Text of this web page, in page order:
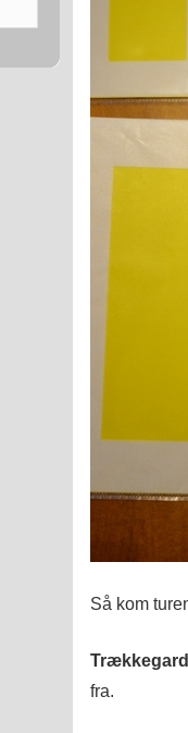
Så kom
fra.